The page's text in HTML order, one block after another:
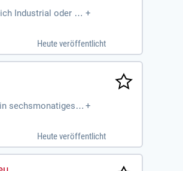
Industrial oder Pr
Sehr gute Engli
deine persönlic
+
Heute veröffentlicht
sechsmonatiges P
Produk
Lass uns in einem
Zielen passt.
+
Heute veröffentlicht